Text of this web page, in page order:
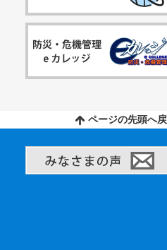
ページの先頭へ